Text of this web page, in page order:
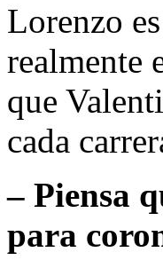
Lorenzo
realmente
que
cada
– Piensa
para